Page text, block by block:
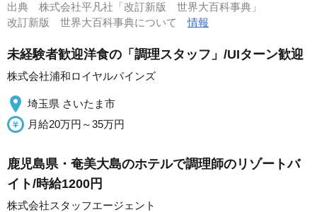
出典 株式会社平凡社「改訂新版 世界大百科事典」
改訂新版 世界大百科事典について情報
未経験者歓迎洋食の「調理スタッフ」/UIターン歓迎
株式会社浦和ロイヤルパインズ
埼玉県 さいたま市
月給20万円～35万円
鹿児島県・奄美大島のホテルで調理師のリゾートバ
イト/時給1200円
株式会社スタッフエージェント